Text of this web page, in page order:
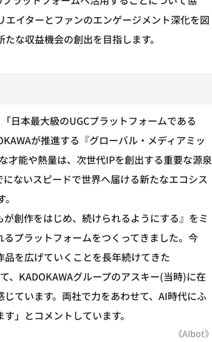
イターとファンのエンゲージメント深化を図
な収益機会の創出を目指します。
日本最大級のUGCプラットフォームである
が推進する『グローバル・メディアミッ
能や熱量は、次世代IPを創出する重要な源泉
ないスピードで世界へ届ける新たなエコシス
創作をはじめ、続けられるようにする』をミ
プラットフォームをつくってきました。今
を広げていくことを長年続けてきた
、KADOKAWAグループのアスキー(当時)に在
ています。両社で力をあわせて、AI時代にふ
」とコメントしています。
《AIbot》